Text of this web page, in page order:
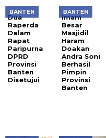
BANTEN
Dua
Raperda
Dalam
Rapat
Paripurna
DPRD
Provinsi
Banten
Disetujui
BANTEN
Imam
Besar
Masjidil
Haram
Doakan
Andra Soni
Berhasil
Pimpin
Provinsi
Banten